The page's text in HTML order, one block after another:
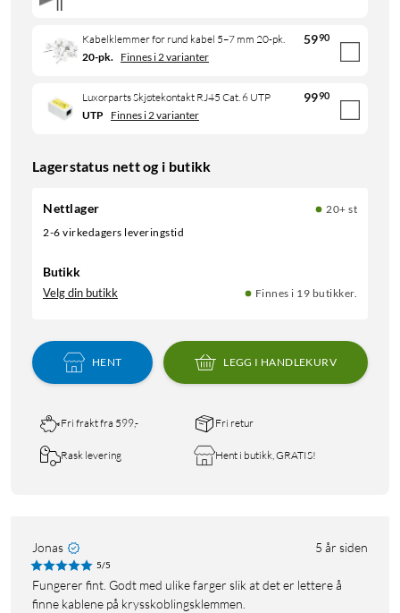
Kabelklemmer for rund kabel 5–7 mm 20-pk. 5990
20-pk. Finnes i 2 varianter
Luxorparts Skjøtekontakt RJ45 Cat. 6 UTP 9990
UTP Finnes i 2 varianter
Lagerstatus nett og i butikk
Nettlager
20+ st
2-6 virkedagers leveringstid
Butikk
Velg din butikk Finnes i 19 butikker.
HENT LEGG I HANDLEKURV
Fri frakt fra 599,- Fri retur
Rask levering Hent i butikk, GRATIS!
Jonas 5 år siden
5/5
Fungerer fint. Godt med ulike farger slik at det er lettere å
finne kablene på krysskoblingsklemmen.